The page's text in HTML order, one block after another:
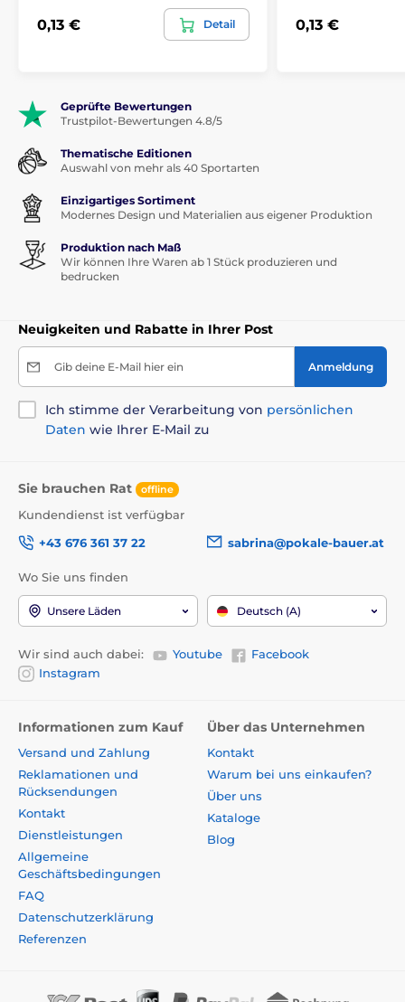
0,13 € Detail 0,13 €
Geprüfte Bewertungen
Trustpilot-Bewertungen 4.8/5
Thematische Editionen
Auswahl von mehr als 40 Sportarten
Einzigartiges Sortiment
Modernes Design und Materialien aus eigener Produktion
Produktion nach Maß
Wir können Ihre Waren ab 1 Stück produzieren und
bedrucken
Neuigkeiten und Rabatte in Ihrer Post
Gib deine E-Mail hier ein Anmeldung
Ich stimme der Verarbeitung von persönlichen
Daten wie Ihrer E-Mail zu
Sie brauchen Rat offline
Kundendienst ist verfügbar
+43 676 361 37 22
sabrina@pokale-bauer.at
Wo Sie uns finden
Unsere Läden Deutsch (A)
Wir sind auch dabei: Youtube
Facebook
Instagram
Informationen zum Kauf
Versand und Zahlung
Reklamationen und
Rücksendungen
Kontakt
Dienstleistungen
Allgemeine
Geschäftsbedingungen
FAQ
Datenschutzerklärung
Referenzen
Über das Unternehmen
Kontakt
Warum bei uns einkaufen?
Über uns
Kataloge
Blog